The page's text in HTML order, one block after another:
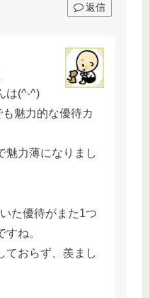
返信
は(^-^)
魅力的な優待カ
魅力薄になりまし
た優待がまた1つ
ね。
ておらず、羨まし